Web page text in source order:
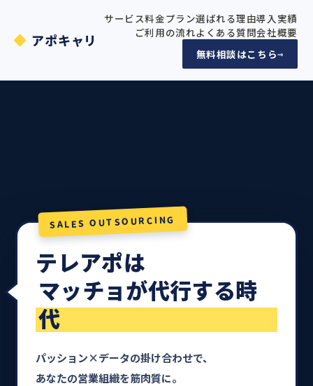
アポキャリ
サービス料金プラン選ばれる理由導入実績
ご利用の流れよくある質問会社概要
無料相談はこちら→
SALES OUTSOURCING
テレアポは
マッチョが代行する時
代
パッション×データの掛け合わせで、
あなたの営業組織を筋肉質に。